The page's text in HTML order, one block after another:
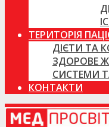
ТЕРИТОРІЯ
ДІЄТИ ТА
ЗДОРОВЕ
СИСТЕМИ
КОНТАКТИ